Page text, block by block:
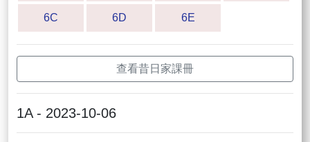
6C 6D 6E
查看昔日家課冊
1A - 2023-10-06